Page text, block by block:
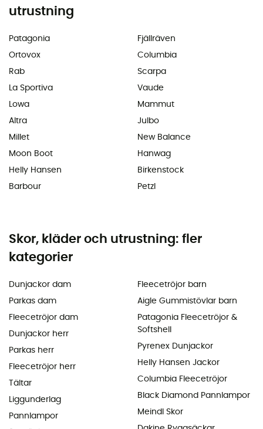
utrustning
Patagonia
Ortovox
Rab
La Sportiva
Lowa
Altra
Millet
Moon Boot
Helly Hansen
Barbour
Fjällräven
Columbia
Scarpa
Vaude
Mammut
Julbo
New Balance
Hanwag
Birkenstock
Petzl
Skor, kläder och utrustning: fler
kategorier
Dunjackor dam
Parkas dam
Fleecetröjor dam
Dunjackor herr
Parkas herr
Fleecetröjor herr
Tältar
Liggunderlag
Pannlampor
Fleecetröjor barn
Aigle Gummistövlar barn
Patagonia Fleecetröjor &
Softshell
Pyrenex Dunjackor
Helly Hansen Jackor
Columbia Fleecetröjor
Black Diamond Pannlampor
Meindl Skor